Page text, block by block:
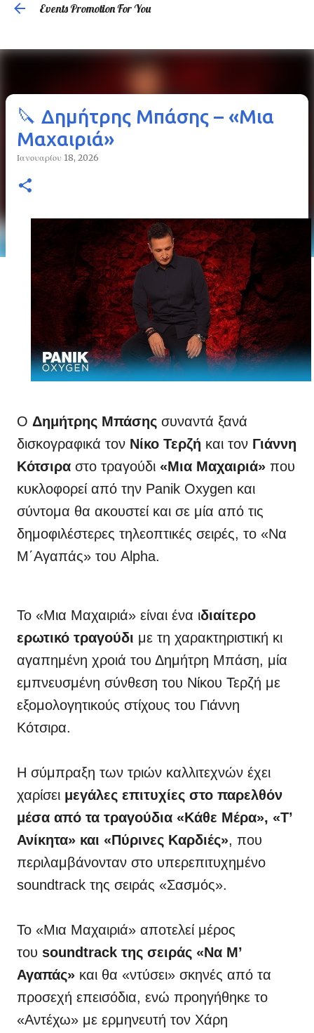
Events Promotion For You
🔪 Δημήτρης Μπάσης – «Μια
Μαχαιριά»
Ιανουαρίου 18, 2026
Ο Δημήτρης Μπάσης συναντά ξανά
δισκογραφικά τον Νίκο Τερζή και τον Γιάννη
Κότσιρα στο τραγούδι «Μια Μαχαιριά» που
κυκλοφορεί από την Panik Oxygen και
σύντομα θα ακουστεί και σε μία από τις
δημοφιλέστερες τηλεοπτικές σειρές, το «Να
Μ΄Αγαπάς» του Alpha.
Το «Μια Μαχαιριά» είναι ένα ιδιαίτερο
ερωτικό τραγούδι με τη χαρακτηριστική κι
αγαπημένη χροιά του Δημήτρη Μπάση, μία
εμπνευσμένη σύνθεση του Νίκου Τερζή με
εξομολογητικούς στίχους του Γιάννη
Κότσιρα.
Η σύμπραξη των τριών καλλιτεχνών έχει
χαρίσει μεγάλες επιτυχίες στο παρελθόν
μέσα από τα τραγούδια «Κάθε Μέρα», «Τ’
Ανίκητα» και «Πύρινες Καρδιές», που
περιλαμβάνονταν στο υπερεπιτυχημένο
soundtrack της σειράς «Σασμός».
Το «Μια Μαχαιριά» αποτελεί μέρος
του soundtrack της σειράς «Να Μ’
Αγαπάς» και θα «ντύσει» σκηνές από τα
προσεχή επεισόδια, ενώ προηγήθηκε το
«Αντέχω» με ερμηνευτή τον Χάρη